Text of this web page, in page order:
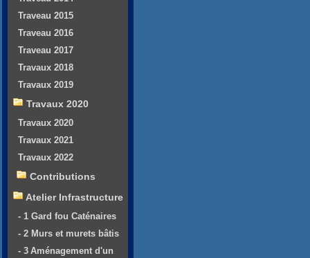
Traveau 2015
Traveau 2016
Traveau 2017
Travaux 2018
Travaux 2019
Travaux 2020
Travaux 2020
Travaux 2021
Travaux 2022
Contributions
Atelier Infrastructure
- 1 Gard fou Caténaires
- 2 Murs et murets bâtis
- 3 Aménagement d'un